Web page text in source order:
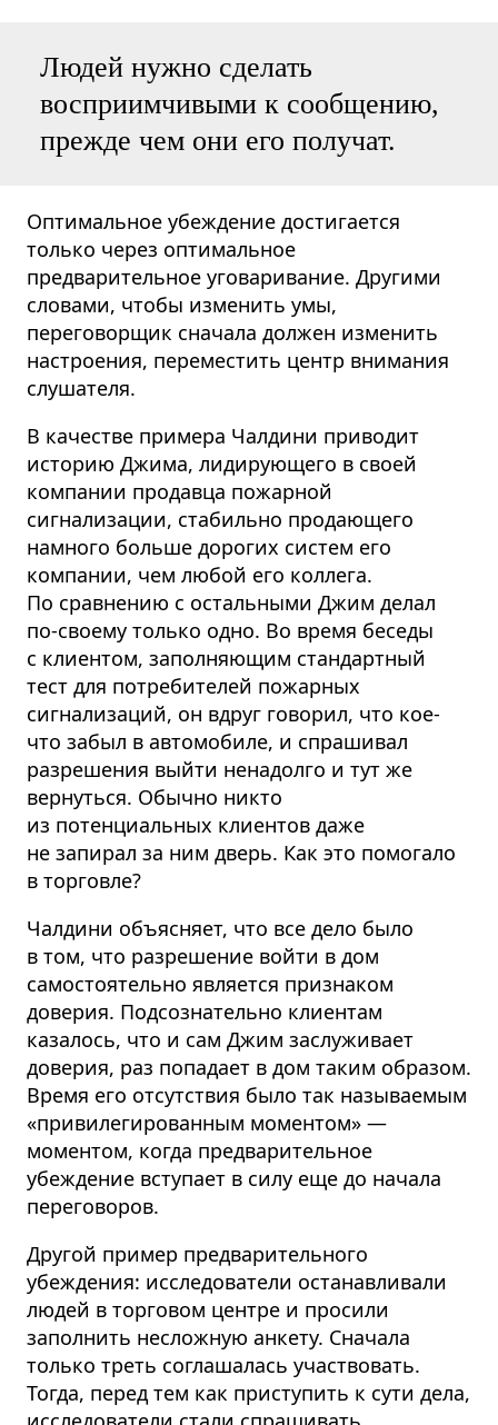
Людей нужно сделать
восприимчивыми к сообщению,
прежде чем они его получат.
Оптимальное убеждение достигается
только через оптимальное
предварительное уговаривание. Другими
словами, чтобы изменить умы,
переговорщик сначала должен изменить
настроения, переместить центр внимания
слушателя.
В качестве примера Чалдини приводит
историю Джима, лидирующего в своей
компании продавца пожарной
сигнализации, стабильно продающего
намного больше дорогих систем его
компании, чем любой его коллега.
По сравнению с остальными Джим делал
по-своему только одно. Во время беседы
с клиентом, заполняющим стандартный
тест для потребителей пожарных
сигнализаций, он вдруг говорил, что кое-
что забыл в автомобиле, и спрашивал
разрешения выйти ненадолго и тут же
вернуться. Обычно никто
из потенциальных клиентов даже
не запирал за ним дверь. Как это помогало
в торговле?
Чалдини объясняет, что все дело было
в том, что разрешение войти в дом
самостоятельно является признаком
доверия. Подсознательно клиентам
казалось, что и сам Джим заслуживает
доверия, раз попадает в дом таким образом.
Время его отсутствия было так называемым
«привилегированным моментом» —
моментом, когда предварительное
убеждение вступает в силу еще до начала
переговоров.
Другой пример предварительного
убеждения: исследователи останавливали
людей в торговом центре и просили
заполнить несложную анкету. Сначала
только треть соглашалась участвовать.
Тогда, перед тем как приступить к сути дела,